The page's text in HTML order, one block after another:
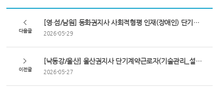
다음글
[영·섬/남원] 동화권지사 사회적형평 인재(장애인) 단기계약근로자(사택 환경정비) 채용 공고
2026-05-29
이전글
[낙동강/울산] 울산권지사 단기계약근로자(기술관리_설비운영(배출수처리시설))채용 공고(육아휴직 대체인력)
2026-05-27